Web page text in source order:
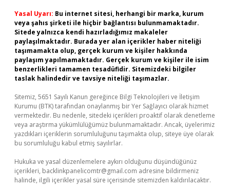
Yasal Uyarı: Bu internet sitesi, herhangi bir marka, kurum
veya şahıs şirketi ile hiçbir bağlantısı bulunmamaktadır.
Sitede yalnızca kendi hazırladığımız makaleler
paylaşılmaktadır. Burada yer alan içerikler haber niteliği
taşımamakta olup, gerçek kurum ve kişiler hakkında
paylaşım yapılmamaktadır. Gerçek kurum ve kişiler ile isim
benzerlikleri tamamen tesadüfidir. Sitemizdeki bilgiler
taslak halindedir ve tavsiye niteliği taşımazlar.
Sitemiz, 5651 Sayılı Kanun gereğince Bilgi Teknolojileri ve İletişim
Kurumu (BTK) tarafından onaylanmış bir Yer Sağlayıcı olarak hizmet
vermektedir. Bu nedenle, sitedeki içerikleri proaktif olarak denetleme
veya araştırma yükümlülüğümüz bulunmamaktadır. Ancak, üyelerimiz
yazdıkları içeriklerin sorumluluğunu taşımakta olup, siteye üye olarak
bu sorumluluğu kabul etmiş sayılırlar.
Hukuka ve yasal düzenlemelere aykırı olduğunu düşündüğünüz
içerikleri, backlinkpanelicomtr@gmail.com adresine bildirmeniz
halinde, ilgili içerikler yasal süre içerisinde sitemizden kaldırılacaktır.